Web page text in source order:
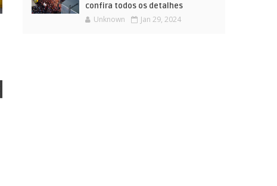
confira todos os detalhes
Unknown Jan 29, 2024